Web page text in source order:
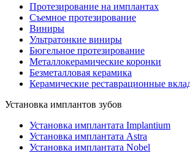
Протезирование на имплантах
Съемное протезирование
Виниры
Ультратонкие виниры
Бюгельное протезирование
Металлокерамические коронки
Безметалловая керамика
Керамические реставрационные
Установка имплантов зубов
Установка имплантата Implantium
Установка имплантата Astra
Установка имплантата Nobel